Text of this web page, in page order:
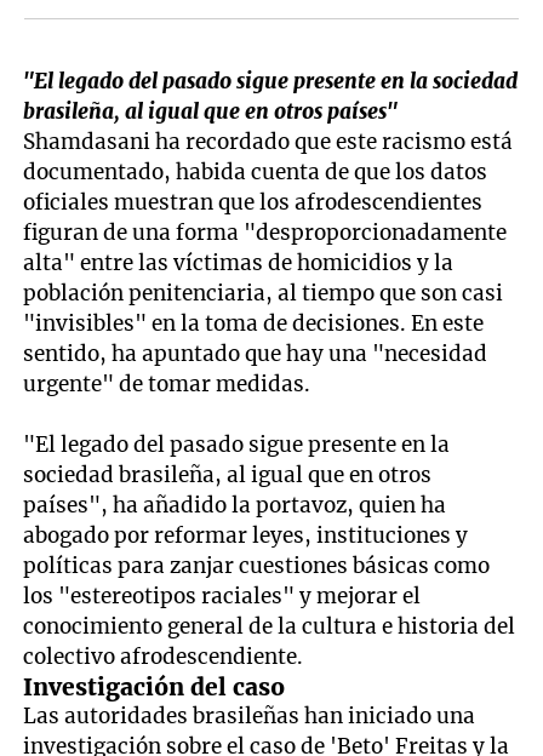
"El legado del pasado sigue presente en la sociedad
brasileña, al igual que en otros países"
Shamdasani ha recordado que este racismo está
documentado, habida cuenta de que los datos
oficiales muestran que los afrodescendientes
figuran de una forma "desproporcionadamente
alta" entre las víctimas de homicidios y la
población penitenciaria, al tiempo que son casi
"invisibles" en la toma de decisiones. En este
sentido, ha apuntado que hay una "necesidad
urgente" de tomar medidas.
"El legado del pasado sigue presente en la
sociedad brasileña, al igual que en otros
países", ha añadido la portavoz, quien ha
abogado por reformar leyes, instituciones y
políticas para zanjar cuestiones básicas como
los "estereotipos raciales" y mejorar el
conocimiento general de la cultura e historia del
colectivo afrodescendiente.
Investigación del caso
Las autoridades brasileñas han iniciado una
investigación sobre el caso de 'Beto' Freitas y la